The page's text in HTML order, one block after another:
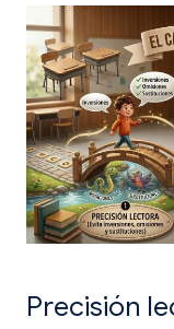
Precisión